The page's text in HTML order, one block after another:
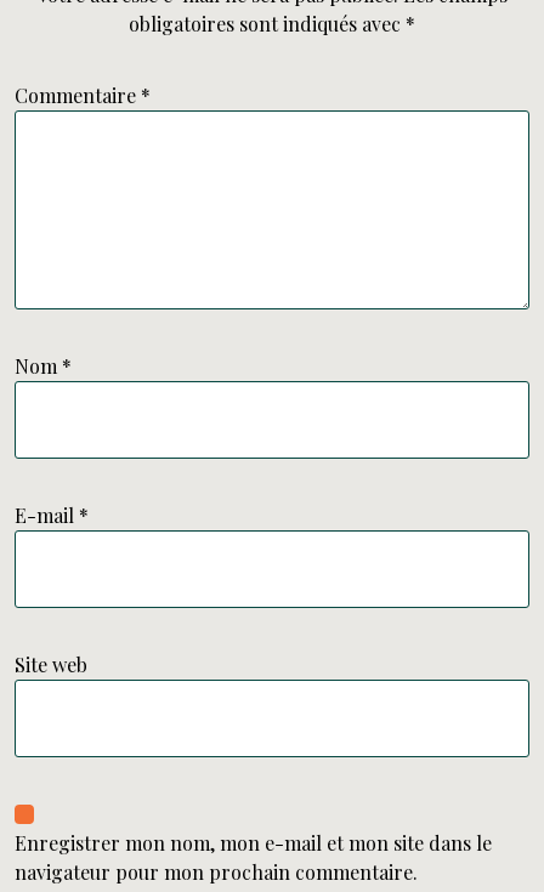
obligatoires sont indiqués avec *
Commentaire *
Nom *
E-mail *
Site web
Enregistrer mon nom, mon e-mail et mon site dans le
navigateur pour mon prochain commentaire.